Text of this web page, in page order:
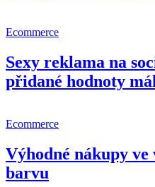
Ecommerce
Sexy reklama na
přidané hodnoty
Ecommerce
Výhodné nákupy
barvu